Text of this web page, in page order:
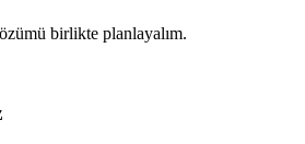
birlikte planlayalım.